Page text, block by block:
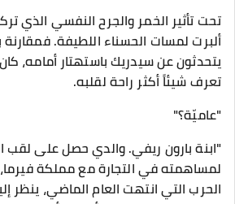
تحت تأثير الخمر والجرح النفسي الذي
ألبرت لمسات الحسناء اللطيفة. فمقارنة
يتحدثون عن سيدريك باستهتار أمامه،
تعرف شيئاً أكثر راحة لقلبه.
​"عاميّة؟"
"ابنة بارون ريفي. والدي حصل على لقب
لمساهمته في التجارة مع مملكة
الحرب التي انتهت العام الماضي، ينظر